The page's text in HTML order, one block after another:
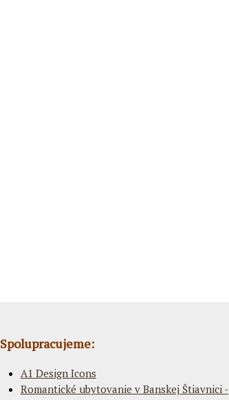
Spolupracujeme:
A1 Design Icons
Romantické ubytovanie v Banskej Štiavnici -